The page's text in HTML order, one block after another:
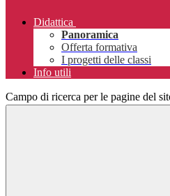
Didattica
Panoramica
Offerta formativa
I progetti delle classi
Info utili
Campo di ricerca per le pagine del